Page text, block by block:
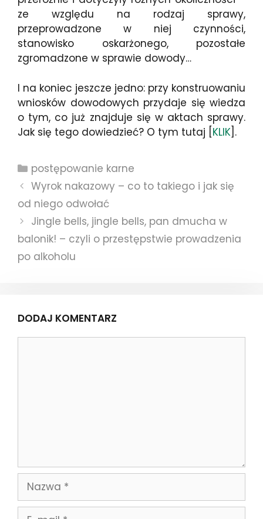
ze względu na rodzaj sprawy,
przeprowadzone w niej czynności,
stanowisko oskarżonego, pozostałe
zgromadzone w sprawie dowody…
I na koniec jeszcze jedno: przy konstruowaniu
wniosków dowodowych przydaje się wiedza
o tym, co już znajduje się w aktach sprawy.
Jak się tego dowiedzieć? O tym tutaj [ KLIK ].
Kategorie
postępowanie karne
Wyrok nakazowy – co to takiego i jak się
od niego odwołać
Jingle bells, jingle bells, pan dmucha w
balonik! – czyli o przestępstwie prowadzenia
po alkoholu
DODAJ KOMENTARZ
Nazwa